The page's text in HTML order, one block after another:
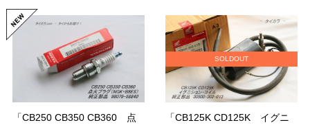
「CB250 CB350 CB360 点
SOLDOUT
「CB125K CD125K イグニ